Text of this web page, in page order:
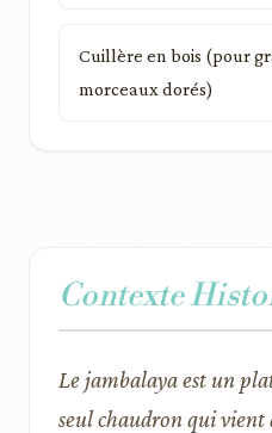
Cuillère en bois (pour
morceaux dorés)
Contexte
Le jambalaya est un
seul chaudron qui vient